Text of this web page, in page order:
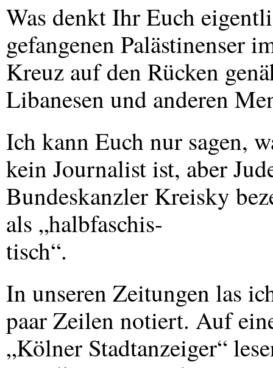
Was denkt Ihr Euch
gefangenen Palästinenser
Kreuz auf den Rücken
Libanesen und anderen
Ich kann Euch nur sagen,
kein Journalist ist, aber
Bundeskanzler Kreisky
als „halbfaschis-
tisch“.
In unseren Zeitungen las
paar Zeilen notiert. Auf
„Kölner Stadtanzeiger“